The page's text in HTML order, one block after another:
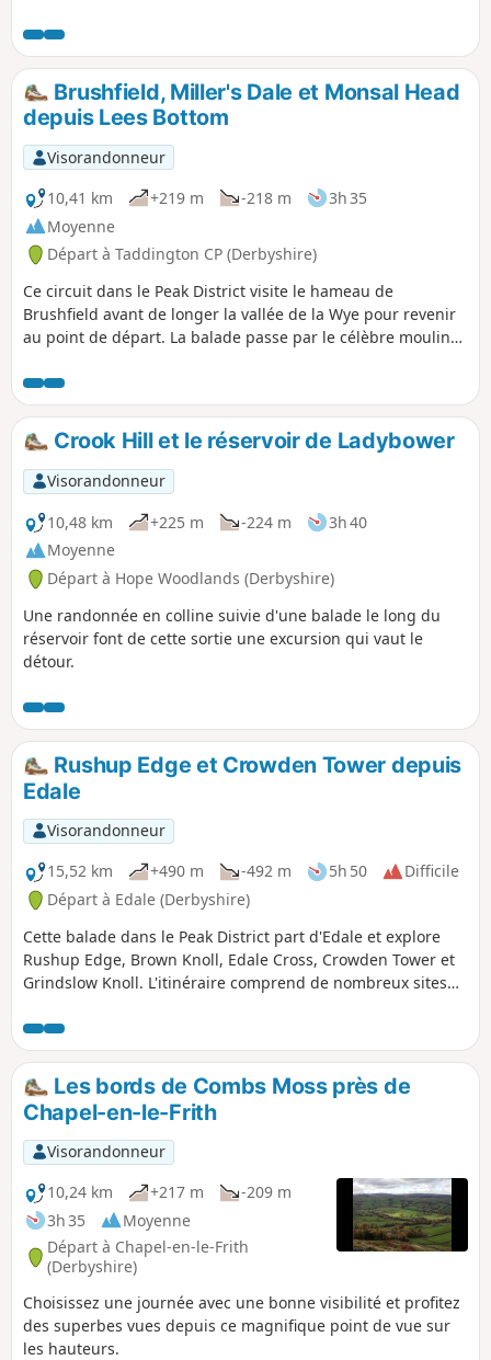
Horse via Brook Bottom, un autre hameau charmant.
Brushfield, Miller's Dale et Monsal Head
depuis Lees Bottom
Visorandonneur
10,41 km
+219 m -218 m
3h 35
Moyenne
Départ à Taddington CP (Derbyshire)
Ce circuit dans le Peak District visite le hameau de
Brushfield avant de longer la vallée de la Wye pour revenir
au point de départ. La balade passe par le célèbre moulin
Crook Hill et le réservoir de Ladybower
Visorandonneur
10,48 km
+225 m -224 m
3h 40
Moyenne
Départ à Hope Woodlands (Derbyshire)
Une randonnée en colline suivie d'une balade le long du
réservoir font de cette sortie une excursion qui vaut le
détour.
Rushup Edge et Crowden Tower depuis
Edale
Visorandonneur
15,52 km
+490 m -492 m 5h 50
Difficile
Départ à Edale (Derbyshire)
Cette balade dans le Peak District part d'Edale et explore
Rushup Edge, Brown Knoll, Edale Cross, Crowden Tower et
Grindslow Knoll. L'itinéraire comprend de nombreux sites
District dans le Derbyshire et mérite d'être réservé pour une
belle journée.
Les bords de Combs Moss près de
Chapel-en-le-Frith
Visorandonneur
10,24 km
+217 m
-209 m
3h 35
Moyenne
Départ à Chapel-en-le-Frith
(Derbyshire)
Choisissez une journée avec une bonne visibilité et profitez
des superbes vues depuis ce magnifique point de vue sur
les hauteurs.